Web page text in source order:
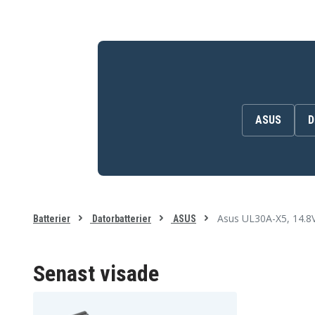
Asus U53
Asus U53F
Asus UL50AT
Asus UL50Vt-A1
Asus UL50Vt-X1
Asus UL80V
Asus UL80VS
ASUS
Batterier Datorbatterier ASUS Asus UL30A-X5,
Senast visade